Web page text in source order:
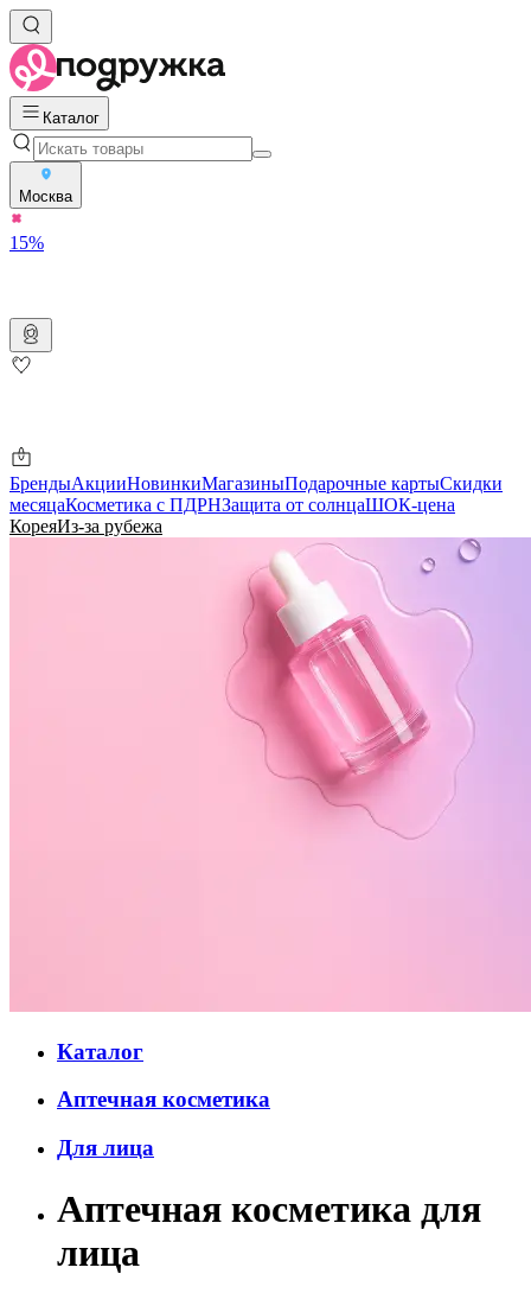
Каталог
Москва
15%
БрендыАкцииНовинкиМагазиныПодарочные картыСкидки
месяцаКосметика с ПДРНЗащита от солнцаШОК-цена
КореяИз-за рубежа
Каталог
Аптечная косметика
Для лица
Аптечная косметика для
лица